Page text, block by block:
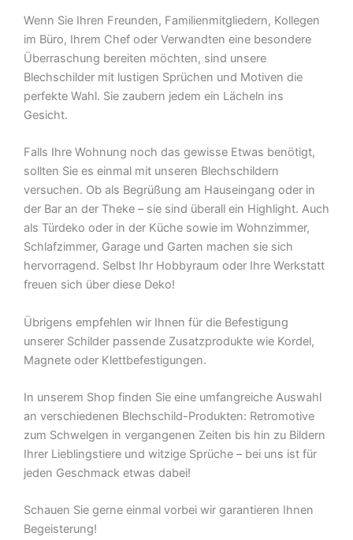
Wenn Sie Ihren Freunden, Familienmitgliedern, Kollegen
im Büro, Ihrem Chef oder Verwandten eine besondere
Überraschung bereiten möchten, sind unsere
Blechschilder mit lustigen Sprüchen und Motiven die
perfekte Wahl. Sie zaubern jedem ein Lächeln ins
Gesicht.
Falls Ihre Wohnung noch das gewisse Etwas benötigt,
sollten Sie es einmal mit unseren Blechschildern
versuchen. Ob als Begrüßung am Hauseingang oder in
der Bar an der Theke – sie sind überall ein Highlight. Auch
als Türdeko oder in der Küche sowie im Wohnzimmer,
Schlafzimmer, Garage und Garten machen sie sich
hervorragend. Selbst Ihr Hobbyraum oder Ihre Werkstatt
freuen sich über diese Deko!
Übrigens empfehlen wir Ihnen für die Befestigung
unserer Schilder passende Zusatzprodukte wie Kordel,
Magnete oder Klettbefestigungen.
In unserem Shop finden Sie eine umfangreiche Auswahl
an verschiedenen Blechschild-Produkten: Retromotive
zum Schwelgen in vergangenen Zeiten bis hin zu Bildern
Ihrer Lieblingstiere und witzige Sprüche – bei uns ist für
jeden Geschmack etwas dabei!
Schauen Sie gerne einmal vorbei wir garantieren Ihnen
Begeisterung!